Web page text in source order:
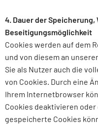
4. Dauer der
Beseitigungsmöglichkeit
Cookies werden auf dem
und von diesem an
Sie als Nutzer auch die
von Cookies. Durch eine
Ihrem Internetbrowser
Cookies deaktivieren
gespeicherte Cookies